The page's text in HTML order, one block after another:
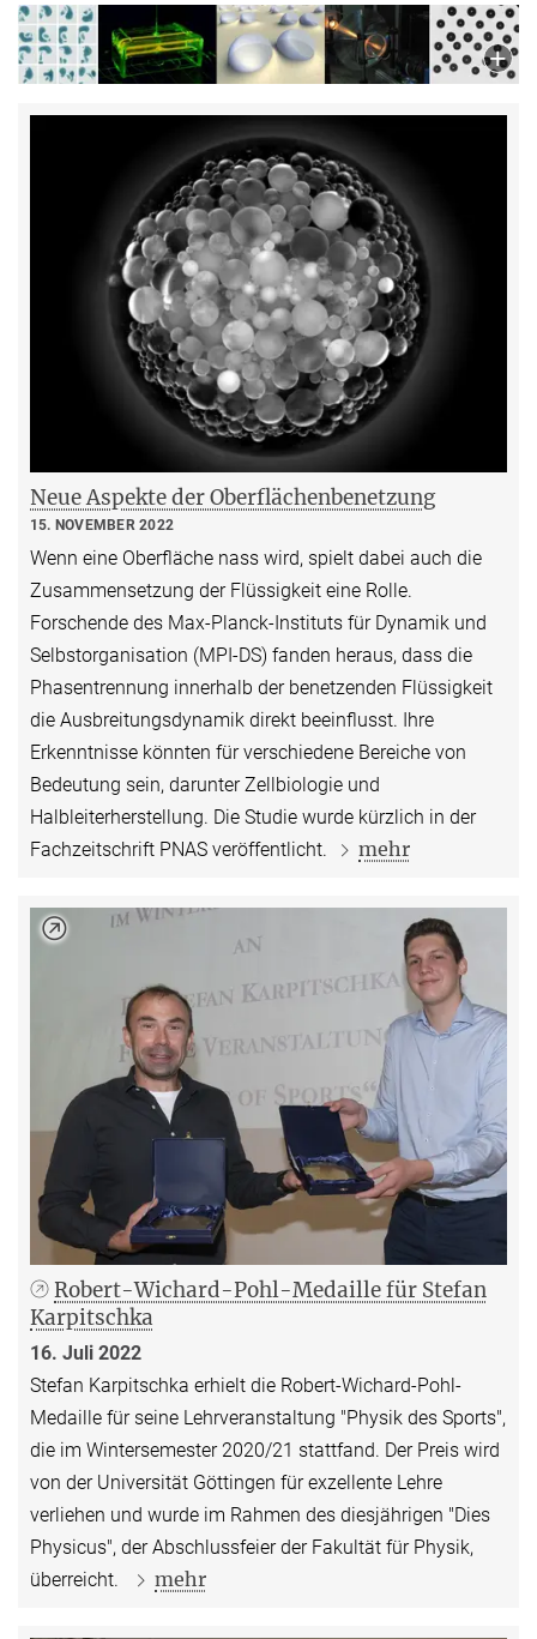
Neue Aspekte der Oberflächenbenetzung
15. NOVEMBER 2022
Wenn eine Oberfläche nass wird, spielt dabei auch die
Zusammensetzung der Flüssigkeit eine Rolle.
Forschende des Max-Planck-Instituts für Dynamik und
Selbstorganisation (MPI-DS) fanden heraus, dass die
Phasentrennung innerhalb der benetzenden Flüssigkeit
die Ausbreitungsdynamik direkt beeinflusst. Ihre
Erkenntnisse könnten für verschiedene Bereiche von
Bedeutung sein, darunter Zellbiologie und
Halbleiterherstellung. Die Studie wurde kürzlich in der
Fachzeitschrift PNAS veröffentlicht.
mehr
Robert-Wichard-Pohl-Medaille für Stefan
Karpitschka
16. Juli 2022
Stefan Karpitschka erhielt die Robert-Wichard-Pohl-
Medaille für seine Lehrveranstaltung "Physik des Sports",
die im Wintersemester 2020/21 stattfand. Der Preis wird
von der Universität Göttingen für exzellente Lehre
verliehen und wurde im Rahmen des diesjährigen "Dies
Physicus", der Abschlussfeier der Fakultät für Physik,
überreicht.
mehr